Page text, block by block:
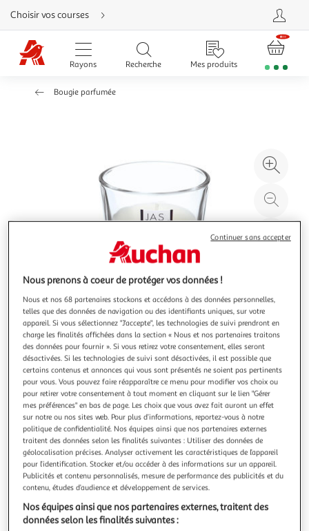
Aller
directement
au
contenu
Aller
directement
Aller
Choisir vos courses
Rayons Recherche Mes produits
Bougie parfumée
à
COMPTOIR DE LA BOUGIE
Bougie parfumée en verre nina 90g jasmin
Informations Techniques : Dimensions : D. 7,3 x H. 7,5 cm
Cire : D. 5,7 x H. 3,5 cm Matières : Cire & Verre Spécificités :
Design & Tendance Parfum : Jasmin Poids : 0,264 Kg
Couleur : Ivoire
En savoir +
Vendu par Paris Prix
Livr. ou retrait dès 3/4 jours
A partir de 7,99€
Plus d'options
Nous prenons à coeur de protéger vos données !
Nous et nos 68 partenaires stockons et accédons à des données personnelles,
telles que des données de navigation ou des identifiants uniques, sur votre
appareil. Si vous sélectionnez "J'accepte", les technologies de suivi prendront en
charge les finalités affichées dans la section « Nous et nos partenaires traitons
des données pour fournir ». Si vous retirez votre consentement, elles seront
désactivées. Si les technologies de suivi sont désactivées, il est possible que
certains contenus et annonces qui vous sont présentés ne soient pas pertinents
pour vous. Vous pouvez faire réapparaître ce menu pour modifier vos choix ou
pour retirer votre consentement à tout moment en cliquant sur le lien "Gérer
mes préférences" en bas de page. Les choix que vous avez fait auront un effet
sur notre ou nos sites web. Pour plus d’informations, reportez-vous à notre
politique de confidentialité. Nos équipes ainsi que nos partenaires externes
traitent des données selon les finalités suivantes : Utiliser des données de
géolocalisation précises. Analyser activement les caractéristiques de l’appareil
pour l’identification. Stocker et/ou accéder à des informations sur un appareil.
Publicités et contenu personnalisés, mesure de performance des publicités et du
contenu, études d’audience et développement de services.
Nos équipes ainsi que nos partenaires externes, traitent des
données selon les finalités suivantes :
Continuer sans accepter